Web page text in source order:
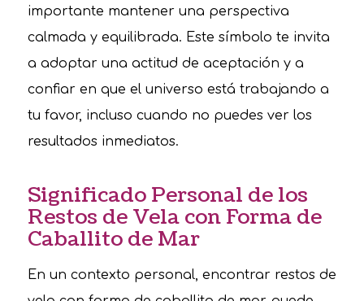
importante mantener una perspectiva
calmada y equilibrada. Este símbolo te invita
a adoptar una actitud de aceptación y a
confiar en que el universo está trabajando a
tu favor, incluso cuando no puedes ver los
resultados inmediatos.
Significado Personal de los
Restos de Vela con Forma de
Caballito de Mar
En un contexto personal, encontrar restos de